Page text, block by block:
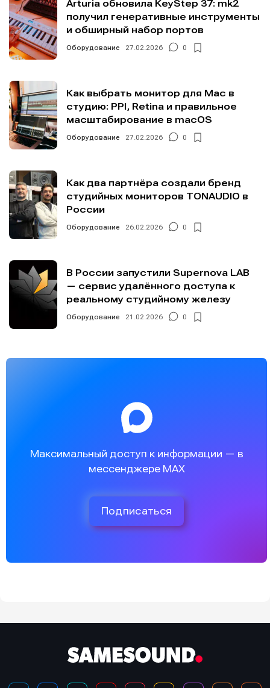
Arturia обновила KeyStep 37: mk2
получил генеративные инструменты
и обширный набор портов
Оборудование 27.02.2026 0
Как выбрать монитор для Mac в
студию: PPI, Retina и правильное
масштабирование в macOS
Оборудование 27.02.2026 0
Как два партнёра создали бренд
студийных мониторов TONAUDIO в
России
Оборудование 26.02.2026 0
В России запустили Supernova LAB
— сервис удалённого доступа к
реальному студийному железу
Оборудование 21.02.2026 0
Максимальный доступ к информации — в
мессенджере MAX
Подписаться